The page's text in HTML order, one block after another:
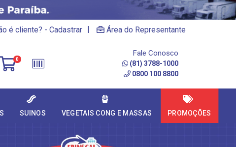
é cliente? - Cadastrar | Área do Representante
0
Fale Conosco
(81) 3788-1000
0800 100 8800
SUINOS VEGETAIS CONG E MASSAS PROMOÇÕES